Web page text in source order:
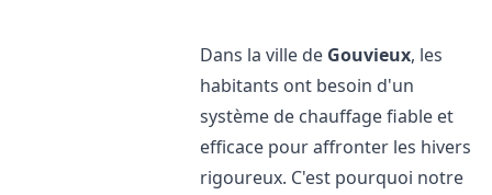
Dans la ville de Gouvieux, les
habitants ont besoin d'un
système de chauffage fiable et
efficace pour affronter les hivers
rigoureux. C'est pourquoi notre